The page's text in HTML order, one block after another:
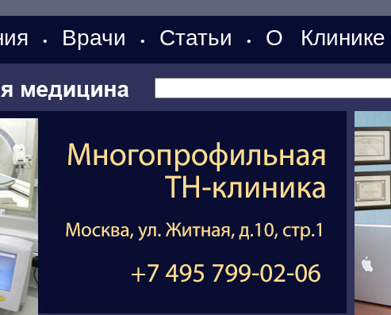
• Врачи • Статьи • О Клинике